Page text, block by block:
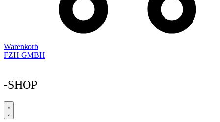
Warenkorb
FZH GMBH
-SHOP